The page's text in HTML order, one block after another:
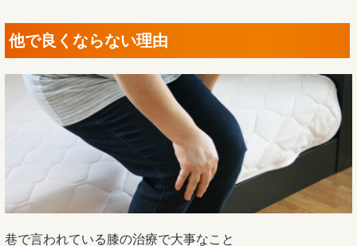
他で良くならない理由
巷で言われている膝の治療で大事なこと